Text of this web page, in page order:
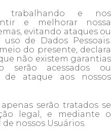
trabalhando e nos
e melhorar nossa
evitando ataques ou
de Dados Pessoais.
do presente, declara
não existem garantias
acessados ou
ataque aos nossos
serão tratados se
legal, e mediante o
nossos Usuários.